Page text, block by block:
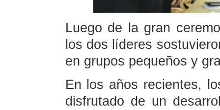
Luego de la gran
los dos líderes
en grupos pequeños y
En los años recientes,
disfrutado de un